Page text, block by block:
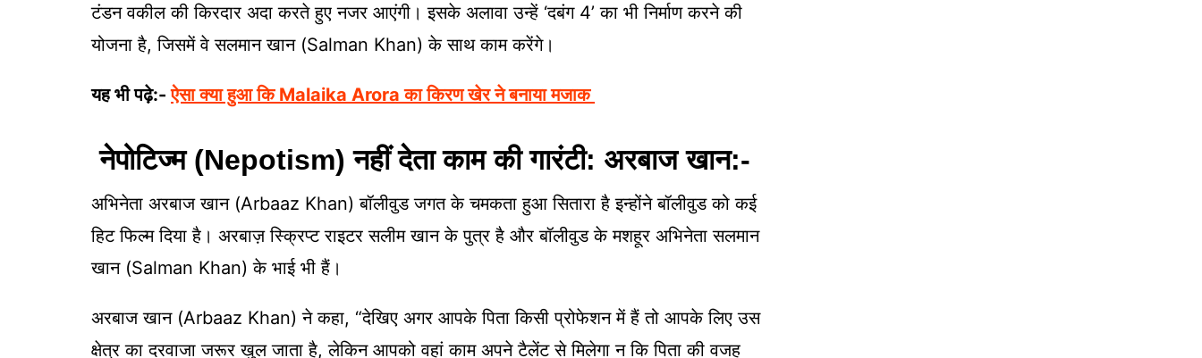
टंडन वकील की किरदार अदा करते हुए नजर आएंगी। इसके अलावा उन्हें ‘दबंग 4’ का भी निर्माण करने की
योजना है, जिसमें वे सलमान खान (Salman Khan) के साथ काम करेंगे।
यह भी पढ़े:-ऐसा क्या हुआ कि Malaika Arora का किरण खेर ने बनाया मजाक
नेपोटिज्म (Nepotism) नहीं देता काम की गारंटी: अरबाज खान:-
अभिनेता अरबाज खान (Arbaaz Khan) बॉलीवुड जगत के चमकता हुआ सितारा है इन्होंने बॉलीवुड को कई
हिट फिल्म दिया है। अरबाज़ स्क्रिप्ट राइटर सलीम खान के पुत्र है और बॉलीवुड के मशहूर अभिनेता सलमान
खान (Salman Khan) के भाई भी हैं।
अरबाज खान (Arbaaz Khan) ने कहा, “देखिए अगर आपके पिता किसी प्रोफेशन में हैं तो आपके लिए उस
क्षेत्र का दरवाजा जरूर खुल जाता है, लेकिन आपको वहां काम अपने टैलेंट से मिलेगा न कि पिता की वजह